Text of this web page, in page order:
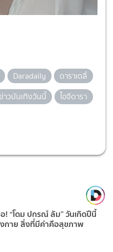
Daradaily
ดาราเดลี่
ข่าวบันเทิงวันนี้
ไอจีดารา
! “โดม ปกรณ์ ลัม” วันเกิดปีนี้
กาย สิ่งที่มีค่าคือสุขภาพ